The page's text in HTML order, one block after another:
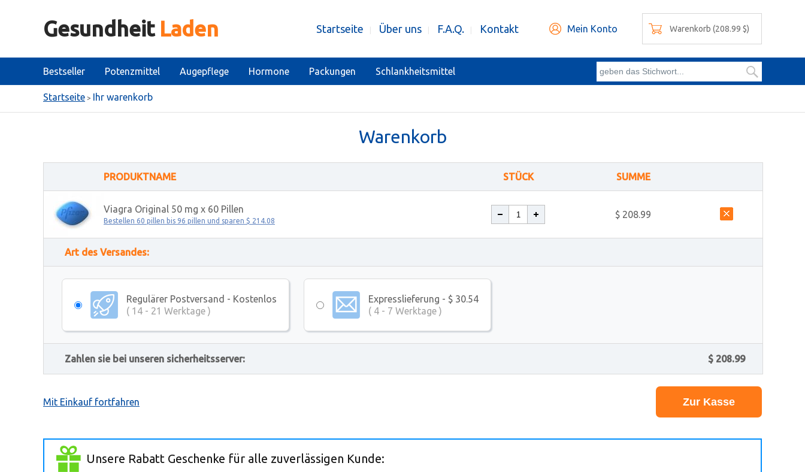
Gesundheit Laden Startseite Über uns F.A.Q. Kontakt Mein Konto Warenkorb (208.99 $)
Bestseller Potenzmittel Augepflege Hormone Packungen Schlankheitsmittel
Startseite > Ihr warenkorb
Warenkorb
PRODUKTNAME STÜCK SUMME
Viagra Original 50 mg x 60 Pillen
Bestellen 60 pillen bis 96 pillen und sparen $ 214.08
$ 208.99
Art des Versandes:
Regulärer Postversand - Kostenlos
( 14 - 21 Werktage )
Expresslieferung - $ 30.54
( 4 - 7 Werktage )
Zahlen sie bei unseren sicherheitsserver: $ 208.99
Mit Einkauf fortfahren
Unsere Rabatt Geschenke für alle zuverlässigen Kunde: